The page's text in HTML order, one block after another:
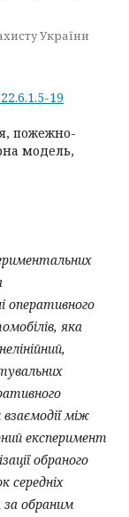
України
19
пожежно-
модель,
оперативного
яка
між
експеримент
обраного
середніх
за обраним